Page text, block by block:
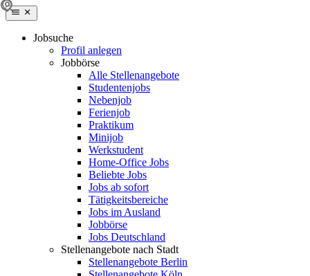
Jobsuche
Profil anlegen
Jobbörse
Alle Stellenangebote
Studentenjobs
Nebenjob
Ferienjob
Praktikum
Minijob
Werkstudent
Home-Office Jobs
Beliebte Jobs
Jobs ab sofort
Tätigkeitsbereiche
Jobs im Ausland
Jobbörse
Jobs Deutschland
Stellenangebote nach Stadt
Stellenangebote Berlin